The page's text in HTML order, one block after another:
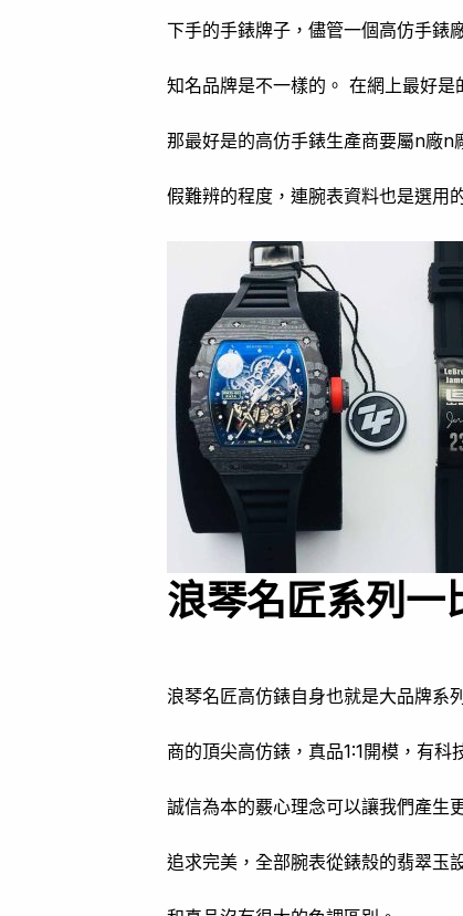
下手的手錶牌子，儘管一個高仿手錶
知名品牌是不一樣的。 在網上最好
那最好是的高仿手錶生產商要屬n廠
假難辨的程度，連腕表資料也是選用
浪琴名匠系列一
浪琴名匠高仿錶自身也就是大品牌系
商的頂尖高仿錶，真品1:1開模，有
誠信為本的覈心理念可以讓我們產生
追求完美，全部腕表從錶殼的翡翠玉